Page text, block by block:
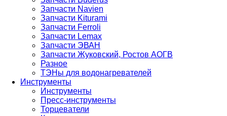
Запчасти Navien
Запчасти Kiturami
Запчасти Ferroli
Запчасти Lemax
Запчасти ЭВАН
Запчасти Жуковский, Ростов АОГВ
Разное
ТЭНы для водонагревателей
Инструменты
Инструменты
Пресс-инструменты
Торцеватели